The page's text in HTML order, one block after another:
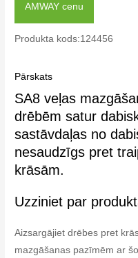
AMWAY cenu
Produkta kods:124456
Pārskats
SA8 veļas
drēbēm satur
sastāvdaļas no
nesaudzīgs pret
krāsām.
Uzziniet par
Aizsargājiet drēbes pret
mazgāšanas pazīmēm ar